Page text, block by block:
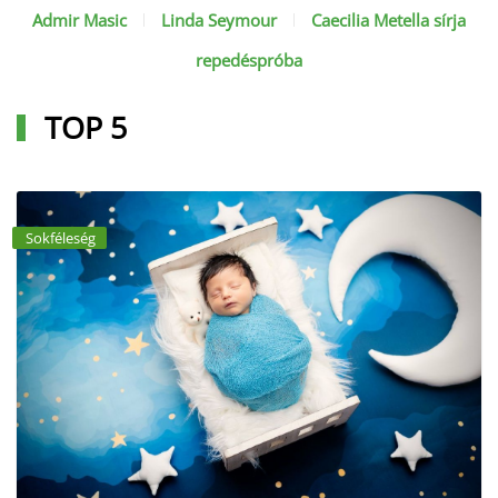
Admir Masic
Linda Seymour
Caecilia Metella sírja
repedéspróba
TOP 5
Sokféleség